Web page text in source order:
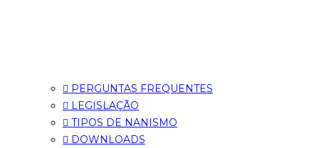
PERGUNTAS FREQUENTES
LEGISLAÇÃO
TIPOS DE NANISMO
DOWNLOADS